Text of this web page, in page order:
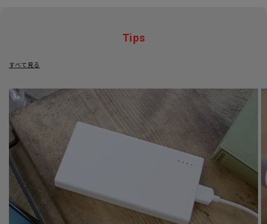
Tips
すべて見る